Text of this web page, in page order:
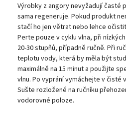
Výrobky z angory nevyžadují časté
sama regeneruje. Pokud produkt
stačí ho jen větrat nebo lehce
Perte pouze v cyklu vlna, při
20-30 stupňů, případně ručně. Při
teplotu vody, která by měla být
maximálně na 15 minut a použijte
vlnu. Po vyprání vymáchejte v čisté
Sušte rozložené na ručníku
vodorovné poloze.